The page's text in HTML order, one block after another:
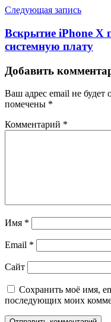
Следующая запись
Вскрытие iPhone X
системную плату
Добавить
Ваш адрес email не будет
помечены *
Комментарий *
Имя *
Email *
Сайт
Сохранить моё имя,
последующих моих